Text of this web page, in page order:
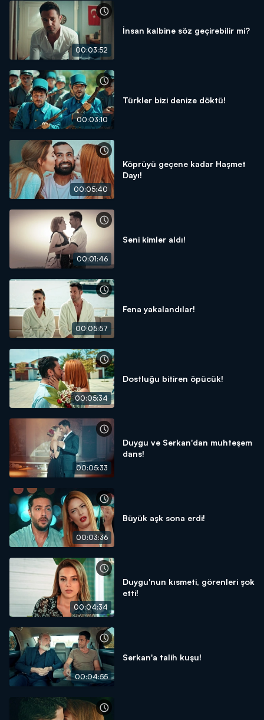
00:03:52
İnsan kalbine söz geçirebilir mi?
00:03:10
Türkler bizi denize döktü!
00:05:40
Köprüyü geçene kadar Haşmet
Dayı!
00:01:46
Seni kimler aldı!
00:05:57
Fena yakalandılar!
00:05:34
Dostluğu bitiren öpücük!
00:05:33
Duygu ve Serkan'dan muhteşem
dans!
00:03:36
Büyük aşk sona erdi!
00:04:34
Duygu'nun kısmeti, görenleri şok
etti!
00:04:55
Serkan'a talih kuşu!